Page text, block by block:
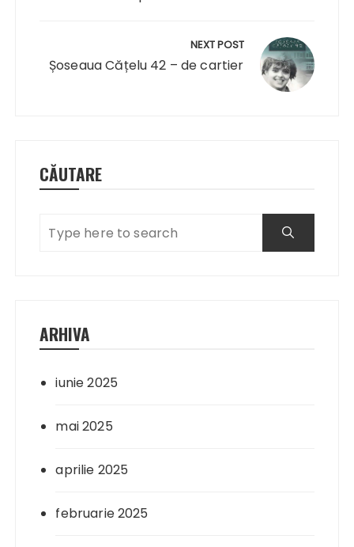
NEXT POST
Șoseaua Cățelu 42 – de cartier
CĂUTARE
ARHIVA
iunie 2025
mai 2025
aprilie 2025
februarie 2025